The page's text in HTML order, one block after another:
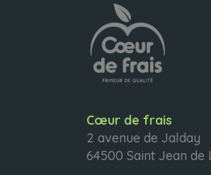
Cœur de frais
2 avenue de Jalday
64500 Saint Jean de